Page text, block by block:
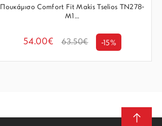
Πουκάμισο Comfort Fit Makis Tselios TN278-
M1...
54.00€ 63.50€ -15%